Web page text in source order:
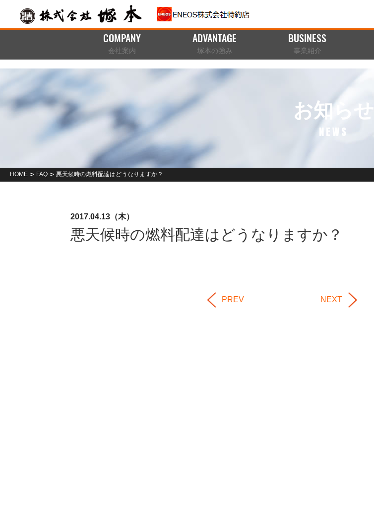
COMPANY
会社案内
ADVANTAGE
塚本の強み
BUSINESS
事業紹介
お知らせ
NEWS
HOME > FAQ > 悪天候時の燃料配達はどうなりますか？
2017.04.13（木）
悪天候時の燃料配達はどうなりますか？
PREV NEXT